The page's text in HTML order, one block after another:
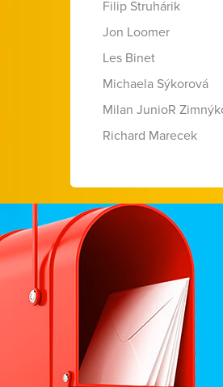
Filip Struhárik
Jon Loomer
Les Binet
Michaela Sýkorová
Milan JunioR
Richard Marecek